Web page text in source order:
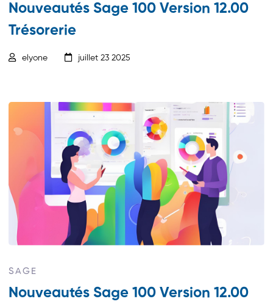
Nouveautés Sage 100 Version 12.00
Trésorerie
elyone juillet 23 2025
SAGE
Nouveautés Sage 100 Version 12.00